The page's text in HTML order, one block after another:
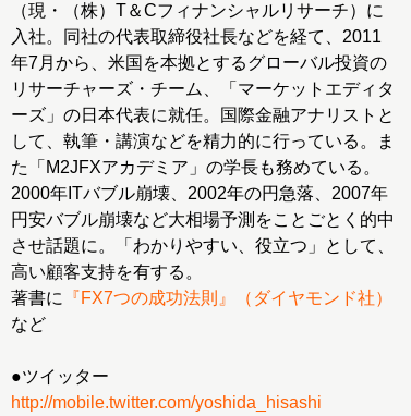
（現・（株）T＆Cフィナンシャルリサーチ）に
入社。同社の代表取締役社長などを経て、2011
年7月から、米国を本拠とするグローバル投資の
リサーチャーズ・チーム、「マーケットエディタ
ーズ」の日本代表に就任。国際金融アナリストと
して、執筆・講演などを精力的に行っている。ま
た「M2JFXアカデミア」の学長も務めている。
2000年ITバブル崩壊、2002年の円急落、2007年
円安バブル崩壊など大相場予測をことごとく的中
させ話題に。「わかりやすい、役立つ」として、
高い顧客支持を有する。
著書に
『FX7つの成功法則』（ダイヤモンド社）
など
●ツイッター
http://mobile.twitter.com/yoshida_hisashi